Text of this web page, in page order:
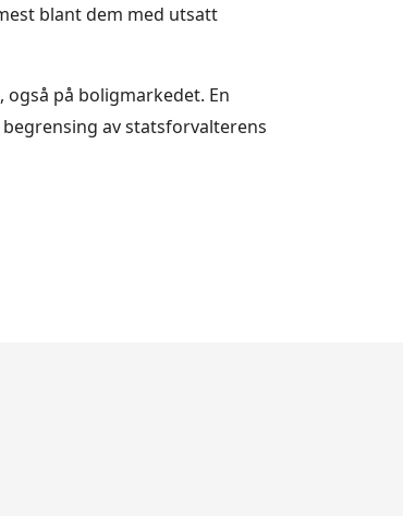
blant dem med utsatt
på boligmarkedet. En
av statsforvalterens